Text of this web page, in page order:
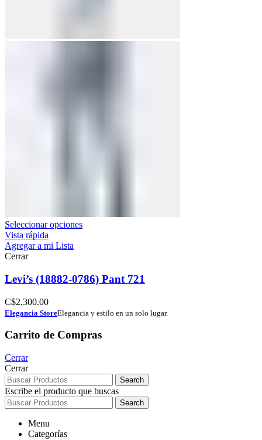
Seleccionar opciones
Vista rápida
Agregar a mi Lista
Cerrar
Levi’s (18882-0786) Pant 721
C$2,300.00
Elegancia StoreElegancia y estilo en un solo lugar.
Carrito de Compras
Cerrar
Cerrar
Search
Escribe el producto que buscas
Search
Menu
Categorías